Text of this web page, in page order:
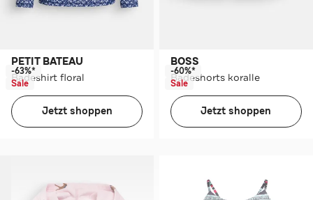
PETIT BATEAU
Badeshirt floral
-63%*
Sale
Jetzt shoppen
BOSS
Badeshorts koralle
-60%*
Sale
Jetzt shoppen